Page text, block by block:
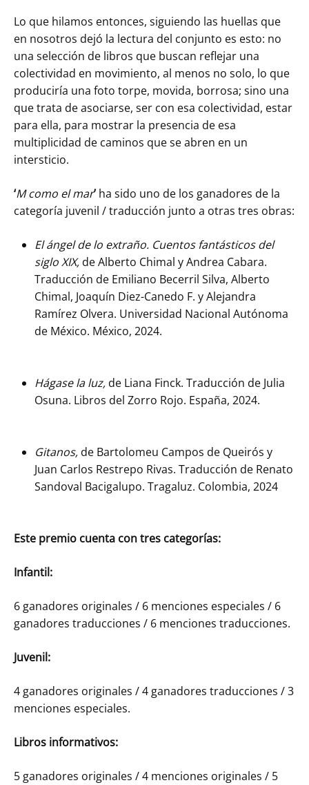
Lo que hilamos entonces, siguiendo las huellas que
en nosotros dejó la lectura del conjunto es esto: no
una selección de libros que buscan reflejar una
colectividad en movimiento, al menos no solo, lo que
produciría una foto torpe, movida, borrosa; sino una
que trata de asociarse, ser con esa colectividad, estar
para ella, para mostrar la presencia de esa
multiplicidad de caminos que se abren en un
intersticio.
‘M como el mar’ ha sido uno de los ganadores de la
categoría juvenil / traducción junto a otras tres obras:
El ángel de lo extraño. Cuentos fantásticos del
siglo XIX, de Alberto Chimal y Andrea Cabara.
Traducción de Emiliano Becerril Silva, Alberto
Chimal, Joaquín Diez-Canedo F. y Alejandra
Ramírez Olvera. Universidad Nacional Autónoma
de México. México, 2024.
Hágase la luz, de Liana Finck. Traducción de Julia
Osuna. Libros del Zorro Rojo. España, 2024.
Gitanos, de Bartolomeu Campos de Queirós y
Juan Carlos Restrepo Rivas. Traducción de Renato
Sandoval Bacigalupo. Tragaluz. Colombia, 2024
Este premio cuenta con tres categorías:
Infantil:
6 ganadores originales / 6 menciones especiales / 6
ganadores traducciones / 6 menciones traducciones.
Juvenil:
4 ganadores originales / 4 ganadores traducciones / 3
menciones especiales.
Libros informativos:
5 ganadores originales / 4 menciones originales / 5